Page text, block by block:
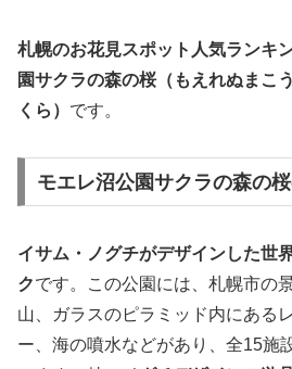
札幌のお花見スポット人気ランキ
園サクラの森の桜（もえれぬまこ
くら） です。
モエレ沼公園サクラの森の
イサム・ノグチがデザインした世
クです。この公園には、札幌市の
山、ガラスのピラミッド内にある
ー、海の噴水などがあり、全15施